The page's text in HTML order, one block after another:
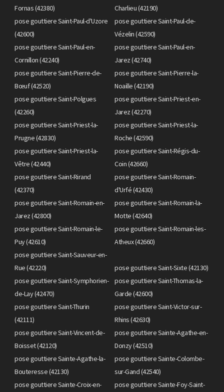
Fornas (42380)
Charlieu (42190)
pose gouttiere Saint-Paul-d'Uzore
(42600)
pose gouttiere Saint-Paul-de-
Vézelin (42590)
pose gouttiere Saint-Paul-en-
Cornillon (42240)
pose gouttiere Saint-Paul-en-
Jarez (42740)
pose gouttiere Saint-Pierre-de-
Bœuf (42520)
pose gouttiere Saint-Pierre-la-
Noaille (42190)
pose gouttiere Saint-Polgues
(42260)
pose gouttiere Saint-Priest-en-
Jarez (42270)
pose gouttiere Saint-Priest-la-
Prugne (42830)
pose gouttiere Saint-Priest-la-
Roche (42590)
pose gouttiere Saint-Priest-la-
Vêtre (42440)
pose gouttiere Saint-Régis-du-
Coin (42660)
pose gouttiere Saint-Rirand
(42370)
pose gouttiere Saint-Romain-
d'Urfé (42430)
pose gouttiere Saint-Romain-en-
Jarez (42800)
pose gouttiere Saint-Romain-la-
Motte (42640)
pose gouttiere Saint-Romain-le-
Puy (42610)
pose gouttiere Saint-Romain-les-
Atheux (42660)
pose gouttiere Saint-Sauveur-en-
Rue (42220)
pose gouttiere Saint-Sixte (42130)
pose gouttiere Saint-Symphorien-
de-Lay (42470)
pose gouttiere Saint-Thomas-la-
Garde (42600)
pose gouttiere Saint-Thurin
(42111)
pose gouttiere Saint-Victor-sur-
Rhins (42630)
pose gouttiere Saint-Vincent-de-
Boisset (42120)
pose gouttiere Sainte-Agathe-en-
Donzy (42510)
pose gouttiere Sainte-Agathe-la-
Bouteresse (42130)
pose gouttiere Sainte-Colombe-
sur-Gand (42540)
pose gouttiere Sainte-Croix-en-
pose gouttiere Sainte-Foy-Saint-